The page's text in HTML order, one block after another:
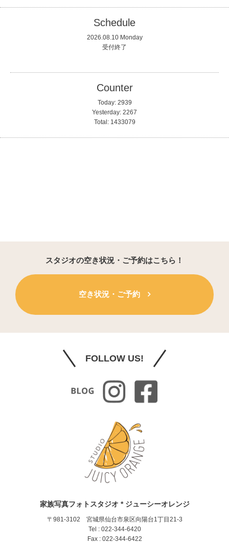
Schedule
2026.08.10 Monday
受付終了
Counter
Today: 2939
Yesterday: 2267
Total: 1433079
スタジオの空き状況・ご予約はこちら！
空き状況・ご予約
FOLLOW US!
家族写真フォトスタジオ * ジューシーオレンジ
〒981-3102 宮城県仙台市泉区向陽台1丁目21-3
Tel : 022-344-6420
Fax : 022-344-6422